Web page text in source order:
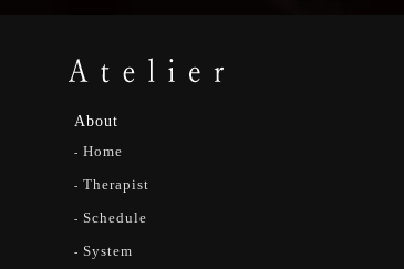
About
Home
Therapist
Schedule
System